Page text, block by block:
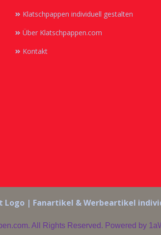
Klatschpappen individuell gestalten
Über Klatschpappen.com
Kontakt
Logo | Fanartikel & Werbeartikel
All Rights Reserved. Powered by